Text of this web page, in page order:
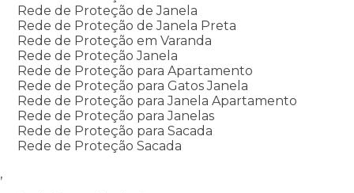
Rede de Proteção de Janela
Rede de Proteção de Janela Preta
Rede de Proteção em Varanda
Rede de Proteção Janela
Rede de Proteção para Apartamento
Rede de Proteção para Gatos Janela
Rede de Proteção para Janela Apartamento
Rede de Proteção para Janelas
Rede de Proteção para Sacada
Rede de Proteção Sacada
,